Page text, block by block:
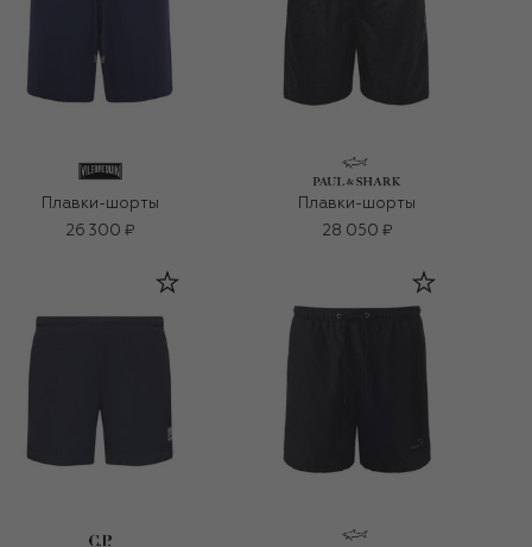
Плавки-шорты
26 300 ₽
Плавки-шорты
28 050 ₽